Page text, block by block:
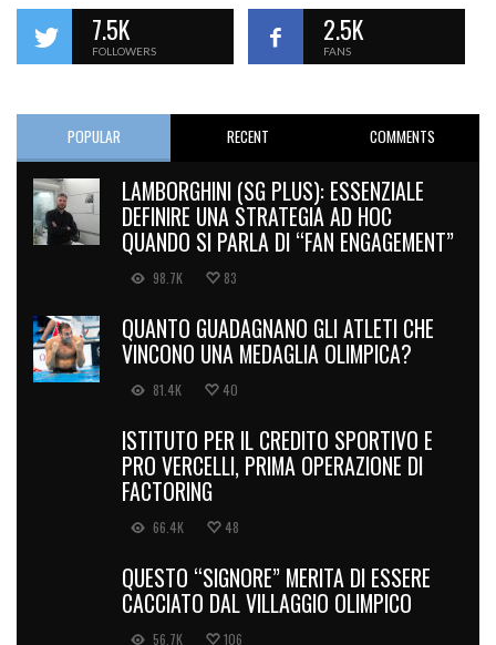
7.5K
FOLLOWERS
2.5K
FANS
POPULAR RECENT COMMENTS
LAMBORGHINI (SG PLUS): ESSENZIALE
DEFINIRE UNA STRATEGIA AD HOC
QUANDO SI PARLA DI “FAN ENGAGEMENT”
98.7K 83
QUANTO GUADAGNANO GLI ATLETI CHE
VINCONO UNA MEDAGLIA OLIMPICA?
81.4K 40
ISTITUTO PER IL CREDITO SPORTIVO E
PRO VERCELLI, PRIMA OPERAZIONE DI
FACTORING
66.4K 48
QUESTO “SIGNORE” MERITA DI ESSERE
CACCIATO DAL VILLAGGIO OLIMPICO
56.7K 106